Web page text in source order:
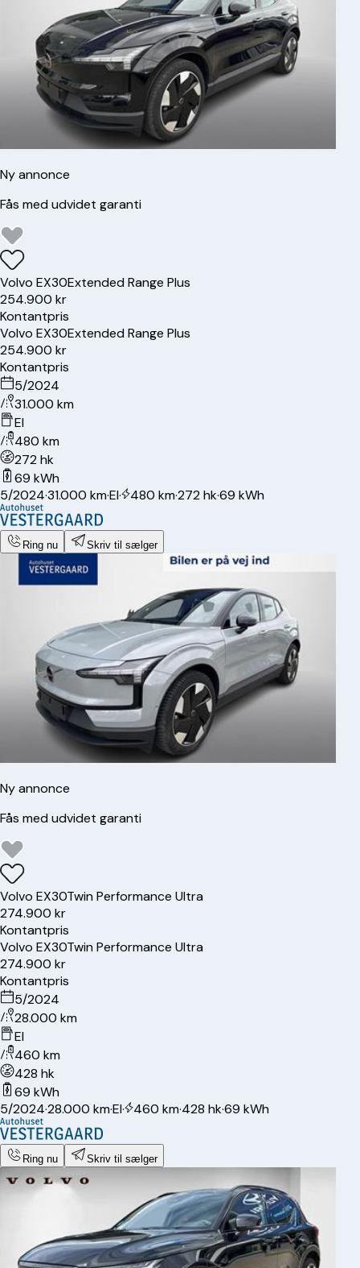
Ny annonce
Fås med udvidet garanti
Volvo EX30Extended Range Plus
254.900 kr
Kontantpris
Volvo EX30Extended Range Plus
254.900 kr
Kontantpris
5/2024
31.000 km
El
480 km
272 hk
69 kWh
5/2024·31.000 km·El· 480 km·272 hk·69 kWh
Ring nu Skriv til sælger
Ny annonce
Fås med udvidet garanti
Volvo EX30Twin Performance Ultra
274.900 kr
Kontantpris
Volvo EX30Twin Performance Ultra
274.900 kr
Kontantpris
5/2024
28.000 km
El
460 km
428 hk
69 kWh
5/2024·28.000 km·El· 460 km·428 hk·69 kWh
Ring nu Skriv til sælger